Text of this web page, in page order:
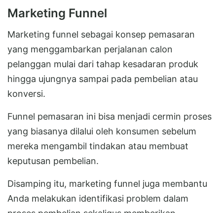
Marketing Funnel
Marketing funnel sebagai konsep pemasaran
yang menggambarkan perjalanan calon
pelanggan mulai dari tahap kesadaran produk
hingga ujungnya sampai pada pembelian atau
konversi.
Funnel pemasaran ini bisa menjadi cermin proses
yang biasanya dilalui oleh konsumen sebelum
mereka mengambil tindakan atau membuat
keputusan pembelian.
Disamping itu, marketing funnel juga membantu
Anda melakukan identifikasi problem dalam